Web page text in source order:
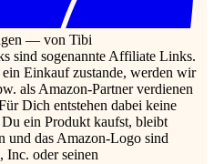
— von Tibi
sind sogenannte Affiliate Links.
Einkauf zustande, werden wir
als Amazon-Partner verdienen
Dich entstehen dabei keine
ein Produkt kaufst, bleibt
und das Amazon-Logo sind
Inc. oder seinen